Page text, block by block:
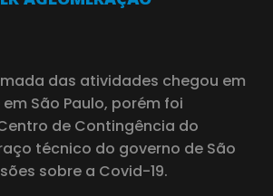
das atividades chegou em
São Paulo, porém foi
de Contingência do
técnico do governo de São
sobre a Covid-19.